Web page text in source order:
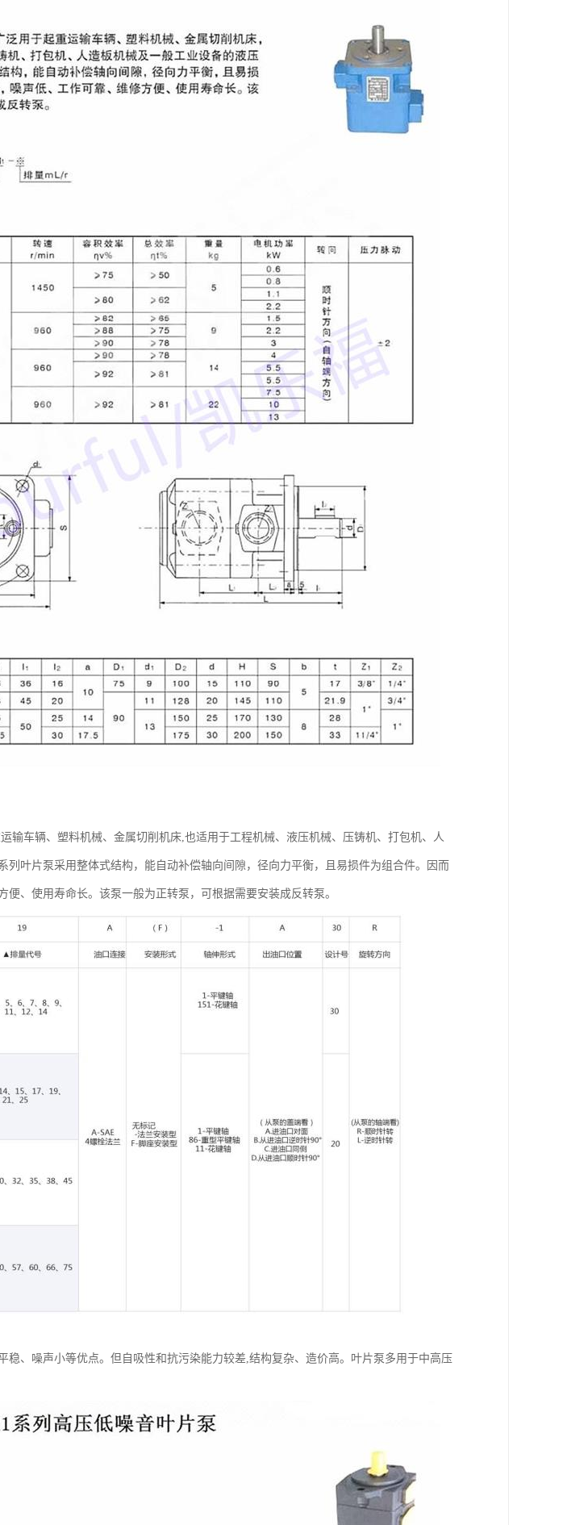
输车辆、塑料机械、金属切削机床,也适用于工程机械、液压机械、压铸机、打包机、人
列叶片泵采用整体式结构，能自动补偿轴向间隙，径向力平衡，且易损件为组合件。因而
、使用寿命长。该泵一般为正转泵，可根据需要安装成反转泵。
稳、噪声小等优点。但自吸性和抗污染能力较差,结构复杂、造价高。叶片泵多用于中高压